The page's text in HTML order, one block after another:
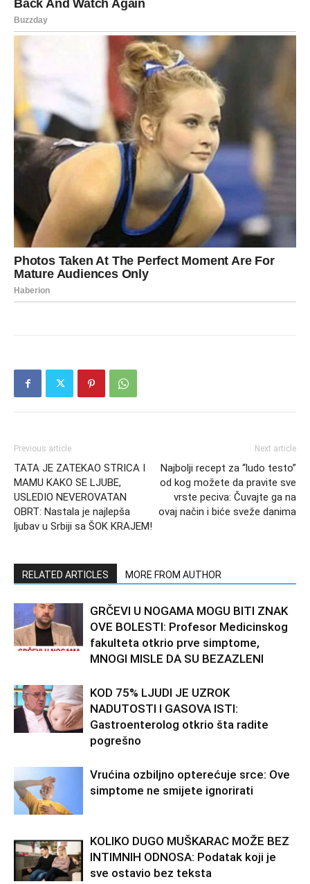
Previous article
TATA JE ZATEKAO STRICA I
MAMU KAKO SE LJUBE,
USLEDIO NEVEROVATAN
OBRT: Nastala je najlepša
ljubav u Srbiji sa ŠOK KRAJEM!
Next article
Najbolji recept za “ludo testo”
od kog možete da pravite sve
vrste peciva: Čuvajte ga na
ovaj način i biće sveže danima
RELATED ARTICLES MORE FROM AUTHOR
GRČEVI U NOGAMA MOGU BITI ZNAK
OVE BOLESTI: Profesor Medicinskog
fakulteta otkrio prve simptome,
MNOGI MISLE DA SU BEZAZLENI
KOD 75% LJUDI JE UZROK
NADUTOSTI I GASOVA ISTI:
Gastroenterolog otkrio šta radite
pogrešno
Vrućina ozbiljno opterećuje srce: Ove
simptome ne smijete ignorirati
KOLIKO DUGO MUŠKARAC MOŽE BEZ
INTIMNIH ODNOSA: Podatak koji je
sve ostavio bez teksta